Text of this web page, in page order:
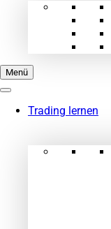
Menü
Trading lernen